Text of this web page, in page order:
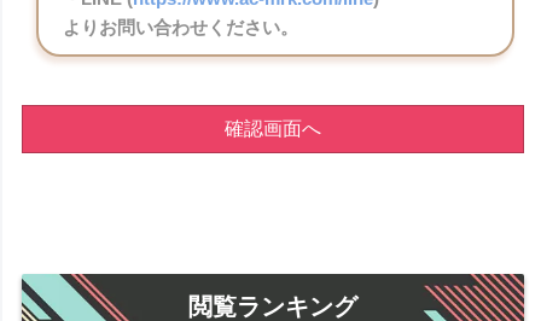
よりお問い合わせください。
確認画面へ
閲覧ランキング